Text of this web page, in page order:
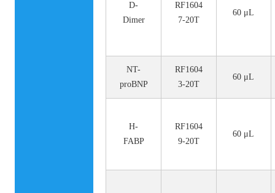
D-
Dimer
RF1604
7-20T
60 μL
NT-
proBNP
RF1604
3-20T
60 μL
H-
FABP
RF1604
9-20T
60 μL